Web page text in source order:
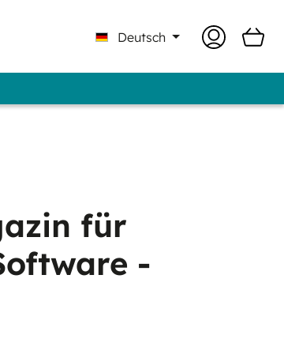
Deutsch
für
-